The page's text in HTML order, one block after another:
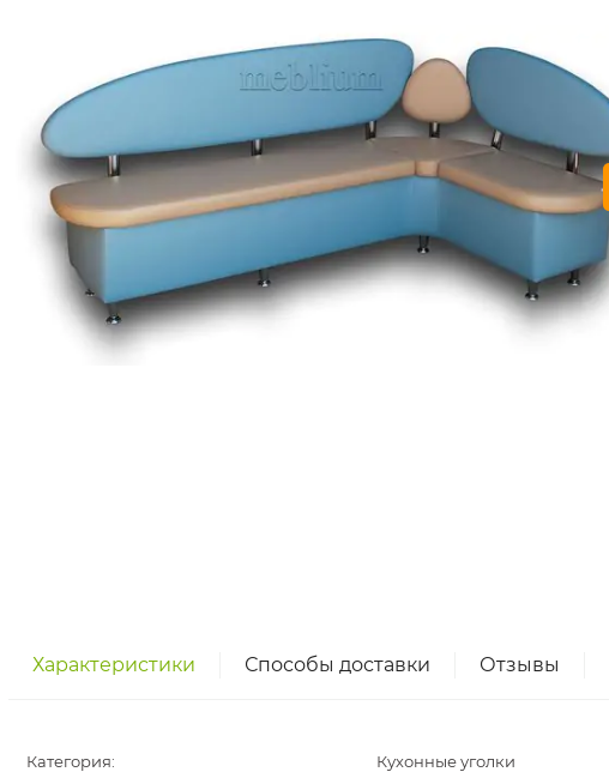
Характеристики Способы доставки Отзывы
Категория:
Кухонные уголки